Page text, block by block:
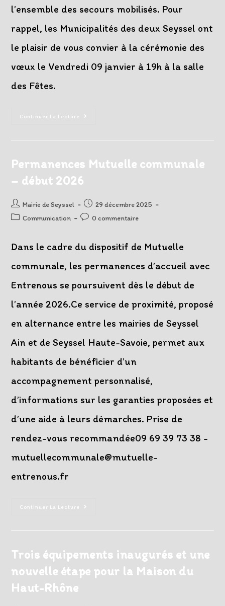
l’ensemble des secours mobilisés. Pour
rappel, les Municipalités des deux Seyssel ont
le plaisir de vous convier à la cérémonie des
vœux le Vendredi 09 janvier à 19h à la salle
des Fêtes.
Continuer La Lecture
2026
Permanences Mutuelle communale
– début 2026
Auteur/autrice
de
Mairie de Seyssel
Post
published:
29 décembre 2025
PostCommunication
Post0 commentaire
Dans le cadre du dispositif de Mutuelle
communale, les permanences d’accueil avec
Entrenous se poursuivent dès le début de
l’année 2026.Ce service de proximité, proposé
en alternance entre les mairies de Seyssel
Ain et de Seyssel Haute-Savoie, permet aux
habitants de bénéficier d’un
accompagnement personnalisé,
d’informations sur les garanties proposées et
d’une aide à leurs démarches. Prise de
rendez-vous recommandée09 69 39 73 38 -
mutuellecommunale@mutuelle-
entrenous.fr
Continuer La Lecture
Permanences
Trois équipements inaugurés et une
nouvelle étape pour la Maison du
Haut-Rhône